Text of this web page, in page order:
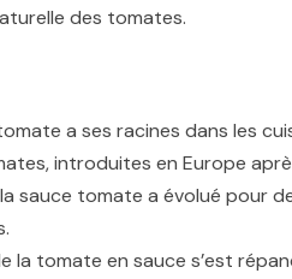
des tomates.
a ses racines dans les
introduites en Europe
sauce tomate a évolué pour
la tomate en sauce s’est